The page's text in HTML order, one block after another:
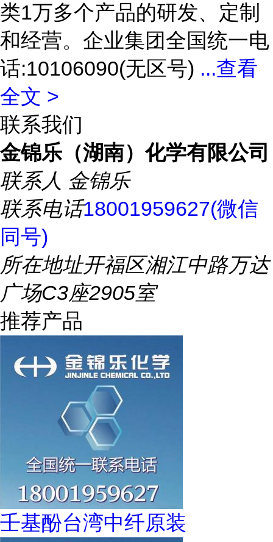
类1万多个产品的研发、定制
和经营。企业集团全国统一电
话:10106090(无区号) ...查看
全文 >
联系我们
金锦乐（湖南）化学有限公司
联系人 金锦乐
联系电话18001959627(微信
同号)
所在地址开福区湘江中路万达
广场C3座2905室
推荐产品
壬基酚台湾中纤原装